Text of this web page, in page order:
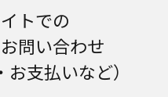
トでの
問い合わせ
お支払いなど）